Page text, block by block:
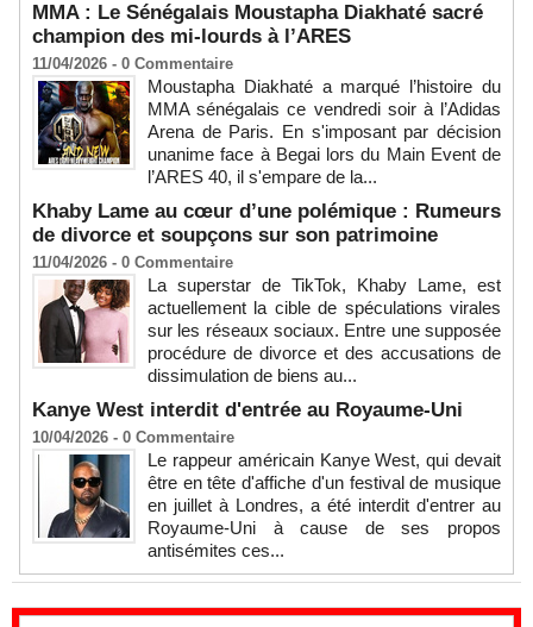
MMA : Le Sénégalais Moustapha Diakhaté sacré
champion des mi-lourds à l’ARES
11/04/2026 - 0 Commentaire
Moustapha Diakhaté a marqué l’histoire du
MMA sénégalais ce vendredi soir à l’Adidas
Arena de Paris. En s'imposant par décision
unanime face à Begai lors du Main Event de
l’ARES 40, il s'empare de la...
Khaby Lame au cœur d’une polémique : Rumeurs
de divorce et soupçons sur son patrimoine
11/04/2026 - 0 Commentaire
La superstar de TikTok, Khaby Lame, est
actuellement la cible de spéculations virales
sur les réseaux sociaux. Entre une supposée
procédure de divorce et des accusations de
dissimulation de biens au...
Kanye West interdit d'entrée au Royaume-Uni
10/04/2026 - 0 Commentaire
Le rappeur américain Kanye West, qui devait
être en tête d'affiche d'un festival de musique
en juillet à Londres, a été interdit d'entrer au
Royaume-Uni à cause de ses propos
antisémites ces...